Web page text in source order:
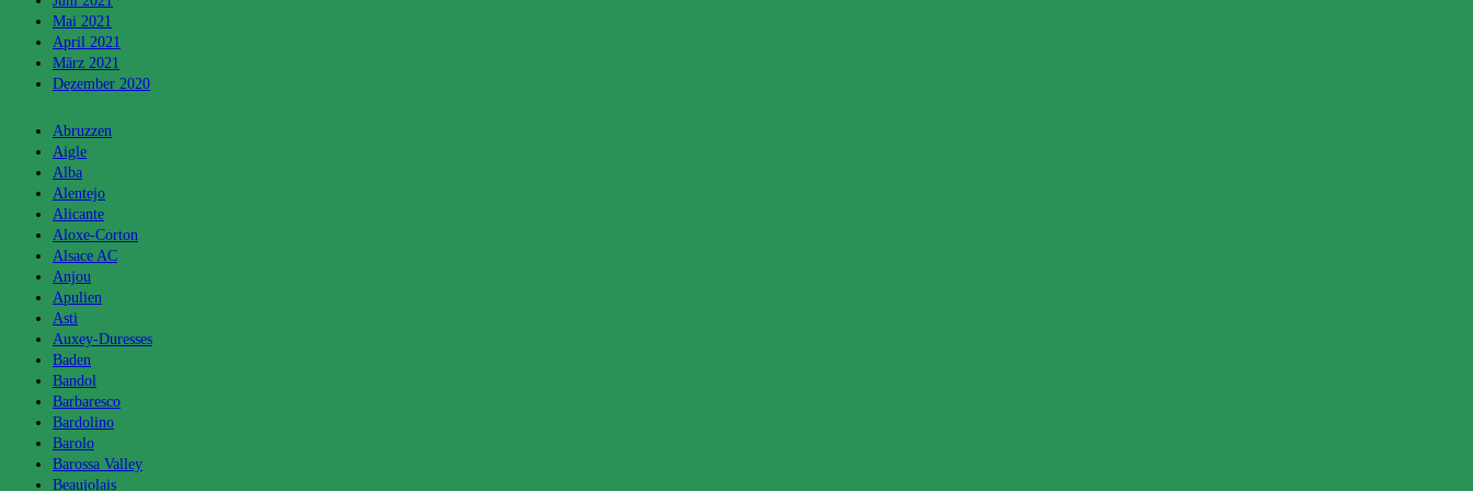
Mai 2021
April 2021
März 2021
Dezember 2020
Kategorien
Abruzzen
Aigle
Alba
Alentejo
Alicante
Aloxe-Corton
Alsace AC
Anjou
Apulien
Asti
Auxey-Duresses
Baden
Bandol
Barbaresco
Bardolino
Barolo
Barossa Valley
Beaujolais